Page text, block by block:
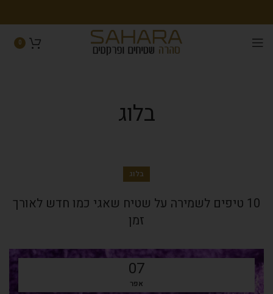
0
בלוג
בלוג
10 טיפים לשמירה על שטיח שאגי כמו חדש לאורך
זמן
07
אפר